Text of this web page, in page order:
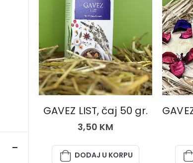
ČAJEVI
GAVEZ LIST, čaj 50 gr.
3,50 KM
DODAJ U KORPU